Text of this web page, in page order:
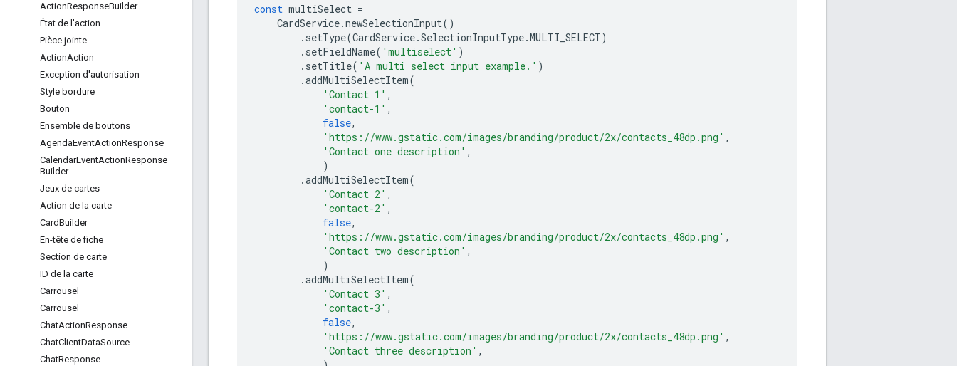
ActionResponseBuilder
État de l'action
Pièce jointe
ActionAction
Exception d'autorisation
Style bordure
Bouton
Ensemble de boutons
AgendaEventActionResponse
CalendarEventActionResponse
Builder
Jeux de cartes
Action de la carte
CardBuilder
En-tête de fiche
Section de carte
ID de la carte
Carrousel
Carrousel
ChatActionResponse
ChatClientDataSource
ChatResponse
const multiSelect =
CardService.newSelectionInput()
. setType(CardService.SelectionInputType.MULTI_SELECT)
. setFieldName( 'multiselect' )
. setTitle( 'A multi select input example.' )
.addMultiSelectItem(
'Contact 1' ,
'contact-1' ,
false,
'https://www.gstatic.com/images/branding/product/2x/contacts_48dp.png' ,
'Contact one description' ,
)
.addMultiSelectItem(
'Contact 2' ,
'contact-2' ,
false,
'https://www.gstatic.com/images/branding/product/2x/contacts_48dp.png' ,
'Contact two description' ,
)
.addMultiSelectItem(
'Contact 3' ,
'contact-3' ,
false,
'https://www.gstatic.com/images/branding/product/2x/contacts_48dp.png' ,
'Contact three description' ,